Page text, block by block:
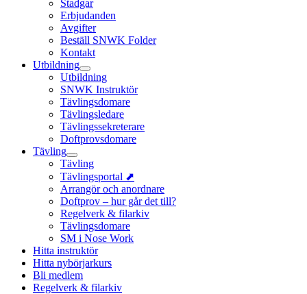
Stadgar
Erbjudanden
Avgifter
Beställ SNWK Folder
Kontakt
Utbildning
Utbildning
SNWK Instruktör
Tävlingsdomare
Tävlingsledare
Tävlingssekreterare
Doftprovsdomare
Tävling
Tävling
Tävlingsportal ⬈
Arrangör och anordnare
Doftprov – hur går det till?
Regelverk & filarkiv
Tävlingsdomare
SM i Nose Work
Hitta instruktör
Hitta nybörjarkurs
Bli medlem
Regelverk & filarkiv